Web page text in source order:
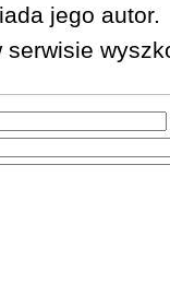
jego autor.